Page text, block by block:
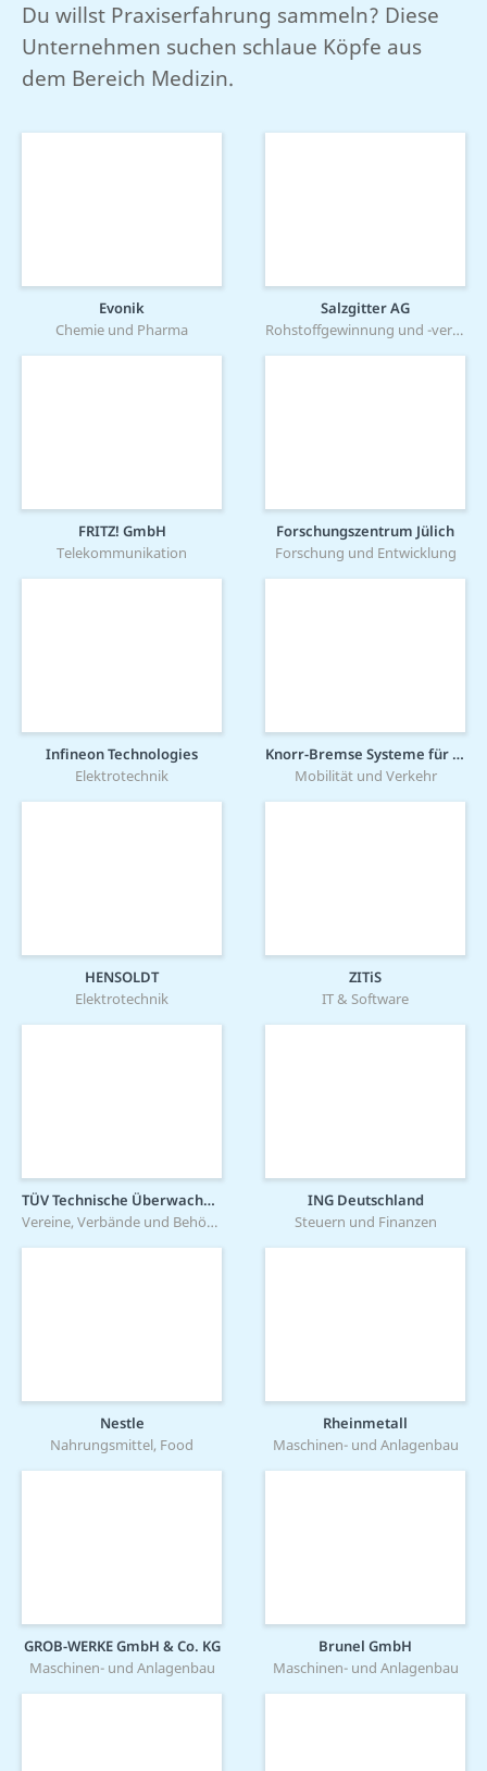
Du willst Praxiserfahrung sammeln? Diese
Unternehmen suchen schlaue Köpfe aus
dem Bereich Medizin.
Evonik
Chemie und Pharma
Salzgitter AG
Rohstoffgewinnung und -verarbeitung
FRITZ! GmbH
Telekommunikation
Forschungszentrum Jülich
Forschung und Entwicklung
Infineon Technologies
Elektrotechnik
Knorr-Bremse Systeme für Schienenfahrzeuge GmbH
Mobilität und Verkehr
HENSOLDT
Elektrotechnik
ZITiS
IT & Software
TÜV Technische Überwachung Hessen GmbH
Vereine, Verbände und Behörden
ING Deutschland
Steuern und Finanzen
Nestle
Nahrungsmittel, Food
Rheinmetall
Maschinen- und Anlagenbau
GROB-WERKE GmbH & Co. KG
Maschinen- und Anlagenbau
Brunel GmbH
Maschinen- und Anlagenbau